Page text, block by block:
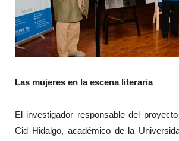
Las mujeres en la escena literaria
El investigador responsable del
Cid Hidalgo, académico de la